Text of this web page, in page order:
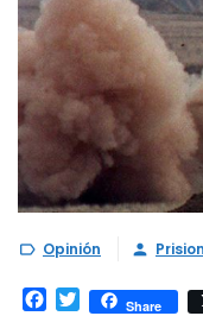
 Opinión 
Facebook
TwitterShare